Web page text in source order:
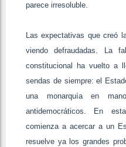
parece irresoluble.
Las expectativas que creó
viendo defraudadas. La
constitucional ha vuelto a
sendas de siempre: el
una monarquía en
antidemocráticos. En
comienza a acercar a un
resuelve ya los grandes